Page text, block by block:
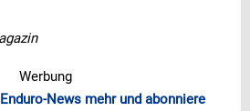
Werbung
News mehr und abonniere